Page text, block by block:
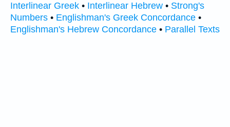
Interlinear Greek • Interlinear Hebrew • Strong's
Numbers • Englishman's Greek Concordance •
Englishman's Hebrew Concordance • Parallel Texts